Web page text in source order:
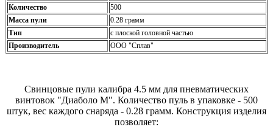
Количество
500
Масса пули
0.28 грамм
Тип
с плоской головной частью
Производитель
ООО "Сплав"
Свинцовые пули калибра 4.5 мм для пневматических
винтовок "Диаболо М". Количество пуль в упаковке - 500
штук, вес каждого снаряда - 0.28 грамм. Конструкция изделия
позволяет: